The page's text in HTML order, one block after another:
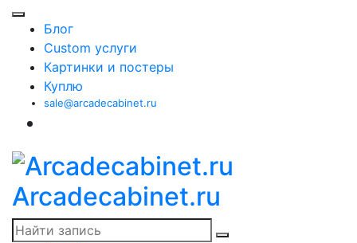
Блог
Custom услуги
Картинки и постеры
Куплю
sale@arcadecabinet.ru
Arcadecabinet.ru